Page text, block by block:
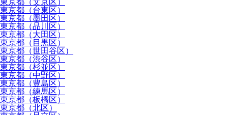
東京都（文京区）
東京都（台東区）
東京都（墨田区）
東京都（品川区）
東京都（大田区）
東京都（目黒区）
東京都（世田谷区）
東京都（渋谷区）
東京都（杉並区）
東京都（中野区）
東京都（豊島区）
東京都（練馬区）
東京都（板橋区）
東京都（北区）